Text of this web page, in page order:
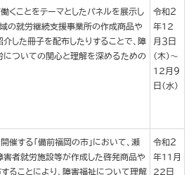
くことをテーマとしたパネルを展示し
域の就労継続支援事業所の作成商品や
した冊子を配布したりすることで、障
についての関心と理解を深めるための
令和２
年12
月３日
（木）～
12月９
日（水）
催する「備前福岡の市」において、瀬
害者就労施設等が作成した啓発商品や
ることにより、障害福祉について理解
令和２
年11月
22日